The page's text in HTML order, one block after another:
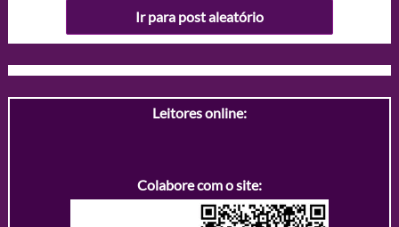
Ir para post aleatório
Leitores online:
Colabore com o site: